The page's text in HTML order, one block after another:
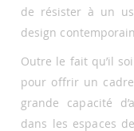
de résister à un
design
Outre le fait qu’il
pour offrir un
grande capacité
dans les espaces